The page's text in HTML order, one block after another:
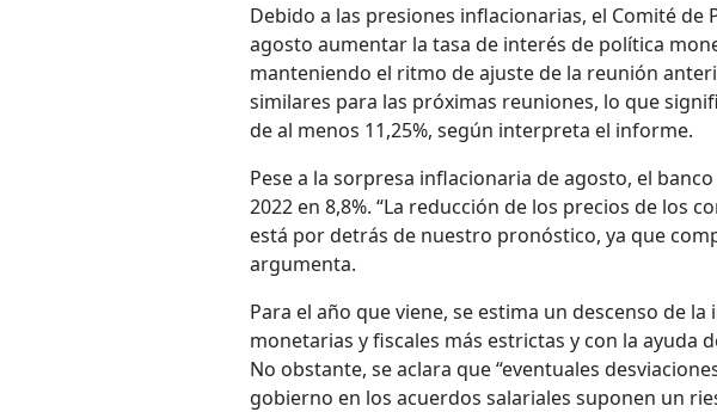
Debido a las presiones inflacionarias, el Comité de
agosto aumentar la tasa de interés de política
manteniendo el ritmo de ajuste de la reunión
similares para las próximas reuniones, lo que
de al menos 11,25%, según interpreta el informe.
Pese a la sorpresa inflacionaria de agosto, el
2022 en 8,8%. “La reducción de los precios de los
está por detrás de nuestro pronóstico, ya que
argumenta.
Para el año que viene, se estima un descenso de
monetarias y fiscales más estrictas y con la ayuda
No obstante, se aclara que “eventuales
gobierno en los acuerdos salariales suponen un